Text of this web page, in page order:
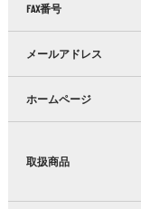
FAX番号
メールアドレス
ホームページ
取扱商品